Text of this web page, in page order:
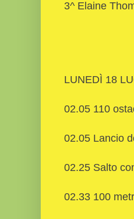
3^ Elaine
LUNEDÌ 18
02.05 110
02.05 Lancio
02.25 Salto
02.33 100